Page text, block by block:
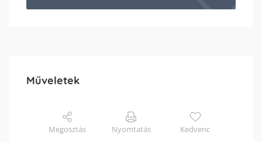
Műveletek
Megosztás Nyomtatás Kedvenc